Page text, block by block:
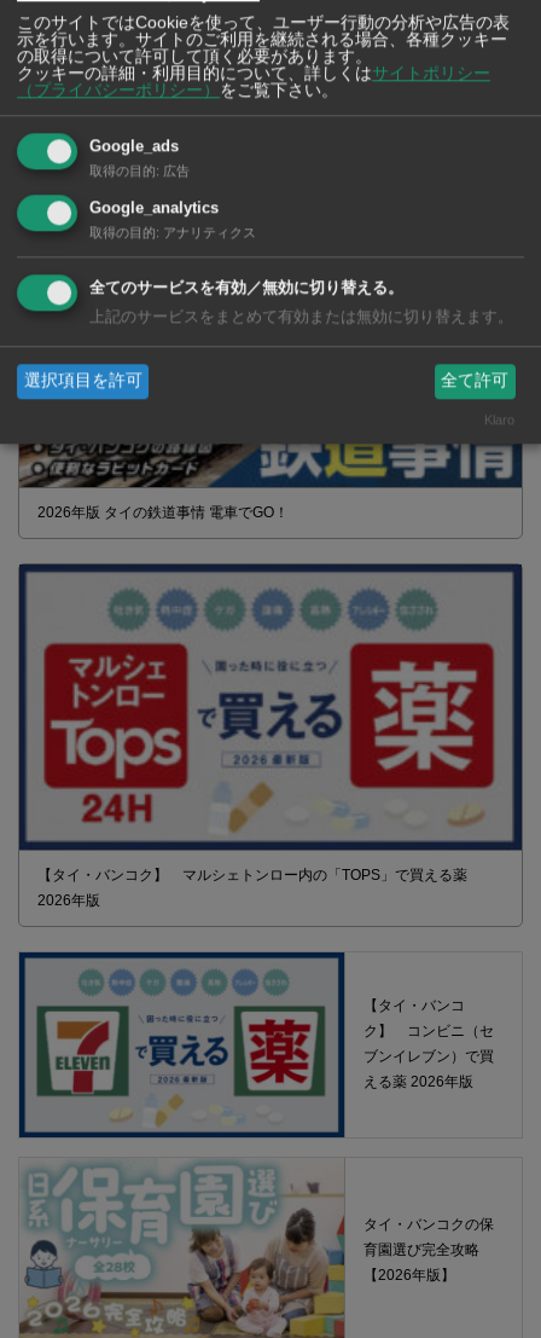
市販薬 2026年最新版！
2026年版 タイの鉄道事情 電車でGO！
【タイ・バンコク】 マルシェトンロー内の「TOPS」で買える薬
2026年版
【タイ・バンコ
ク】 コンビニ（セ
ブンイレブン）で買
える薬 2026年版
タイ・バンコクの保
育園選び完全攻略
【2026年版】
このサイトではCookieを使って、ユーザー行動の分析や広告の表
示を行います。サイトのご利用を継続される場合、各種クッキー
の取得について許可して頂く必要があります。
クッキーの詳細・利用目的について、詳しくはサイトポリシー
（プライバシーポリシー）
をご覧下さい。
Google_ads
取得の目的: 広告
Google_analytics
取得の目的: アナリティクス
全てのサービスを有効／無効に切り替える。
上記のサービスをまとめて有効または無効に切り替えます。
選択項目を許可 全て許可
Klaro